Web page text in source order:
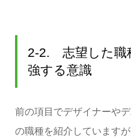
2-2. 志望した職
強する意識
前の項目でデザイナーや
の職種を紹介しています